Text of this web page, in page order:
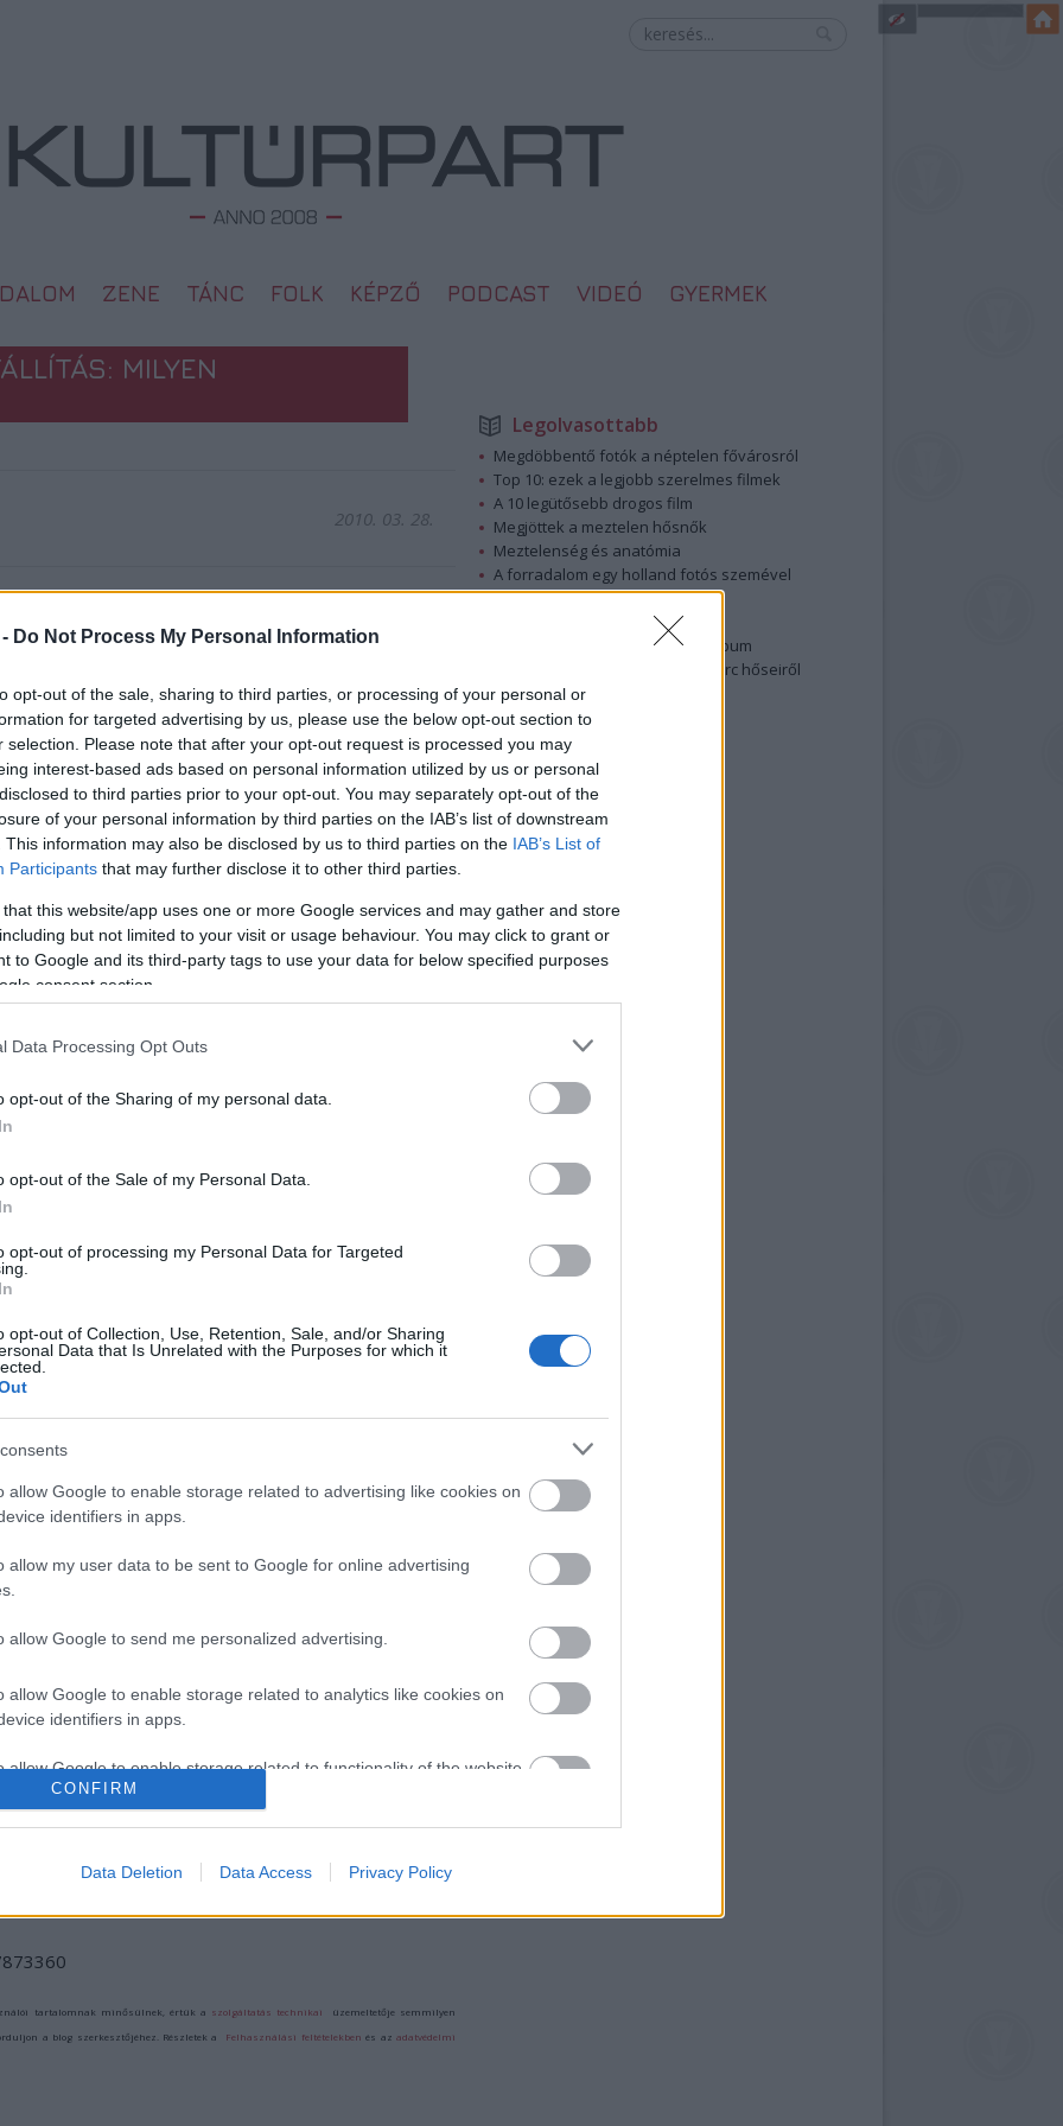
Do Not Process My Personal Information
opt-out of the sale, sharing to third parties, or processing of your personal or
for targeted advertising by us, please use the below opt-out section to
selection. Please note that after your opt-out request is processed you may
interest-based ads based on personal information utilized by us or personal
to third parties prior to your opt-out. You may separately opt-out of the
of your personal information by third parties on the IAB’s list of downstream
This information may also be disclosed by us to third parties on the IAB’s List of
Participants that may further disclose it to other third parties.
that this website/app uses one or more Google services and may gather and store
but not limited to your visit or usage behaviour. You may click to grant or
to Google and its third-party tags to use your data for below specified purposes
consent section.
Data Processing Opt Outs
opt-out of the Sharing of my personal data.
opt-out of the Sale of my Personal Data.
opt-out of processing my Personal Data for Targeted
opt-out of Collection, Use, Retention, Sale, and/or Sharing
Data that Is Unrelated with the Purposes for which it
allow Google to enable storage related to advertising like cookies on
identifiers in apps.
allow my user data to be sent to Google for online advertising
allow Google to send me personalized advertising.
allow Google to enable storage related to analytics like cookies on
identifiers in apps.
allow Google to enable storage related to functionality of the website
functionality and fraud prevention, and other user protection.
CONFIRM
Data Deletion Data Access Privacy Policy
ZENE TÁNC FOLK KÉPZŐ PODCAST VIDEÓ GYERMEK
MILYEN
2010. 03. 28.
belső órája kieshet a ritmusból, ami
fáradtsághoz vezethet - de nem
Horst-Werner Korf, a Frankfurti Egyetem
professzora szerint az emberek az órák átállítását
az alvás és ébrenlét egyéni ciklusának -
kronotípusuknak - megfelelően
különbözőképpen élik meg. Kifejtette, hogy az
időátállítás előidézheti a koncentrációképesség
okozhat. Egyes felmérések kimutatták, hogy az
megsokszorozódik a közlekedési balesetek
zavarokhoz vezethetnek, például a pulzus
mivel befolyásolják a külvilágból érkező
és világosság napi váltakozása: az
be" a belső órába. Az alapkutatásokból már
működésére kihat: nemcsak az alvás-
képességet, hanem a máj anyagcseréjét, a
és valószínűleg a sejtosztódást, a
hamar hozzászokik az órák átállítása miatti
nap, ám szélsőséges esetekben akár két-három
tartalomnak minősülnek, értük a szolgáltatás technikai üzemeltetője semmilyen
a blog szerkesztőjéhez. Részletek a Felhasználási feltételekben és azadatvédelmi
Legolvasottabb
Megdöbbentő fotók a néptelen fővárosról
Top 10: ezek a legjobb szerelmes filmek
A 10 legütősebb drogos film
Megjöttek a meztelen hősnők
Meztelenség és anatómia
A forradalom egy holland fotós szemével
A legizgalmasabb fotók 2015-ből
Készülőben a nagy meztelen album
Nézd meg a 48-as szabadságharc hőseiről
készült fotókat!
Hírlevél feliratkozás